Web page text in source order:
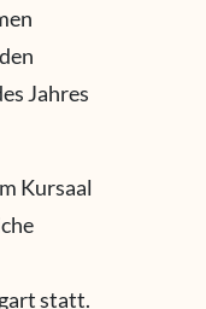
Jahres
Kursaal
statt.